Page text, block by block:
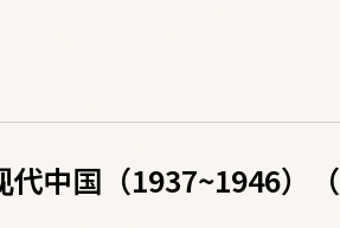
代中国（1937~1946）